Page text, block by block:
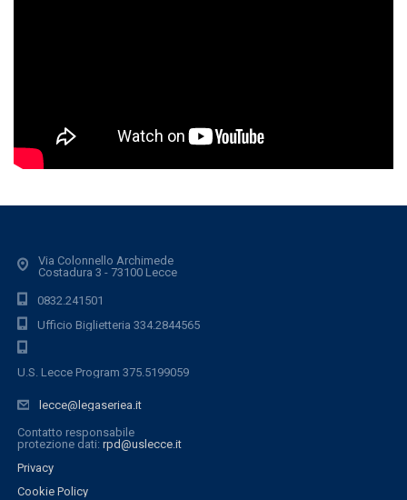
Via Colonnello Archimede
Costadura 3 - 73100 Lecce
0832.241501
Ufficio Biglietteria 334.2844565
U.S. Lecce Program 375.5199059
lecce@legaseriea.it
Contatto responsabile
protezione dati: rpd@uslecce.it
Privacy
Cookie Policy